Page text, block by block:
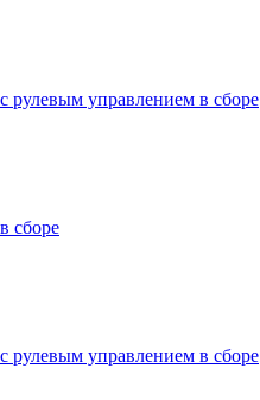
рулевым управлением в сборе
сборе
рулевым управлением в сборе